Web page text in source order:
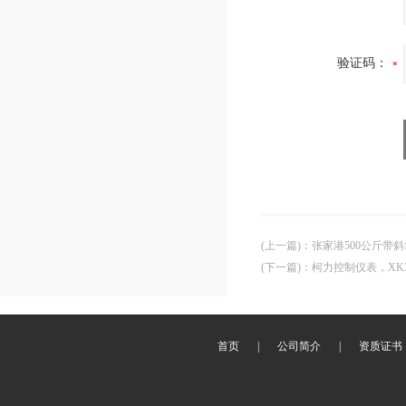
验证码：
(上一篇) ： 张家港500公斤带
(下一篇) ： 柯力控制仪表，
首页 公司简介 资质证书